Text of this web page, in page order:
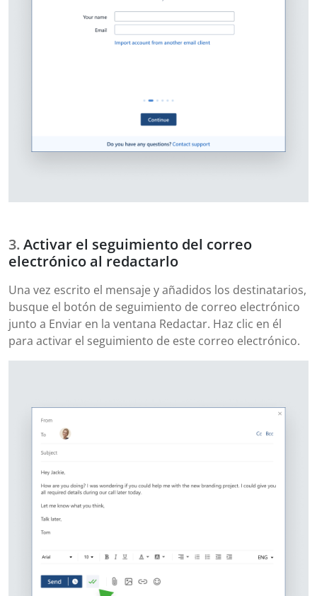
Activar el seguimiento del correo
electrónico al redactarlo
Una vez escrito el mensaje y añadidos los destinatarios,
busque el botón de seguimiento de correo electrónico
junto a Enviar en la ventana Redactar. Haz clic en él
para activar el seguimiento de este correo electrónico.